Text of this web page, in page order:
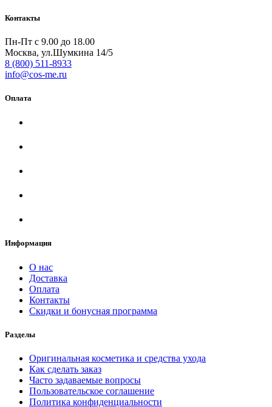
Контакты
Пн-Пт с 9.00 до 18.00
Москва, ул.Шумкина 14/5
8 (800) 511-8933
info@cos-me.ru
Оплата
Информация
О нас
Доставка
Оплата
Контакты
Скидки и бонусная программа
Разделы
Оригинальная косметика и средства ухода
Как сделать заказ
Часто задаваемые вопросы
Пользовательское соглашение
Политика конфиденциальности